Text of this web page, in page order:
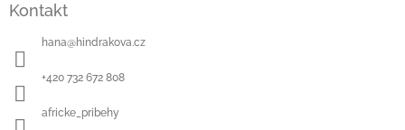
Kontakt
hana@hindrakova.cz
+420 732 672 808
africke_pribehy